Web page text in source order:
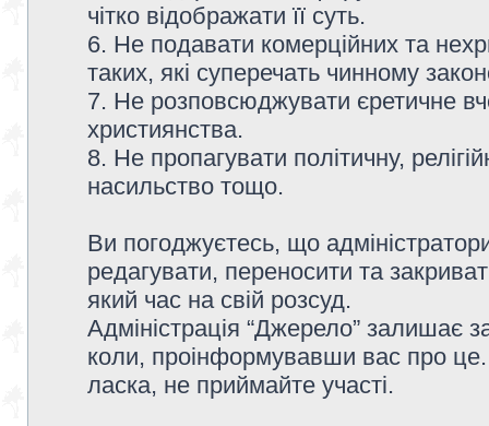
чітко відображати її суть.
6. Не подавати комерційних та
таких, які суперечать чинному
7. Не розповсюджувати єретичне
християнства.
8. Не пропагувати політичну,
насильство тощо.
Ви погоджуєтесь, що
редагувати, переносити та
який час на свій розсуд.
Адміністрація “Джерело” залишає
коли, проінформувавши вас про
ласка, не приймайте участі.